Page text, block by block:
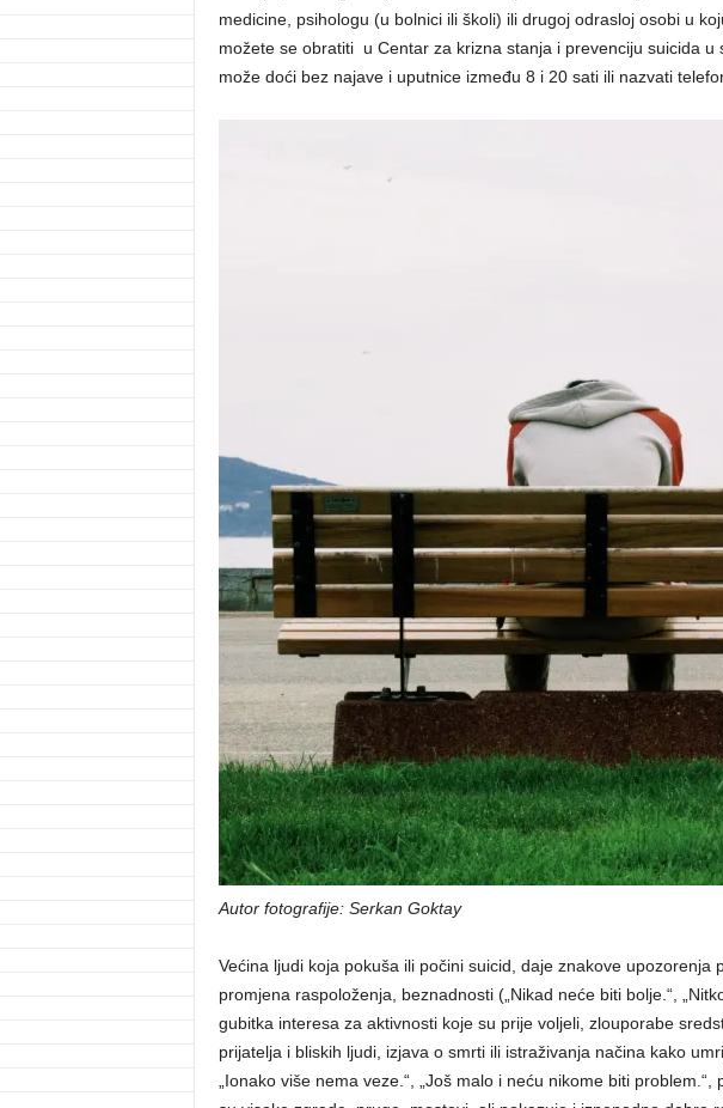
medicine, psihologu (u bolnici ili školi) ili drugoj odrasloj osobi u
možete se obratiti u Centar za krizna stanja i prevenciju suicida u
može doći bez najave i uputnice između 8 i 20 sati ili nazvati
Autor fotografije: Serkan Goktay
Većina ljudi koja pokuša ili počini suicid, daje znakove upozorenja
promjena raspoloženja, beznadnosti („Nikad neće biti bolje.“,
gubitka interesa za aktivnosti koje su prije voljeli, zlouporabe
prijatelja i bliskih ljudi, izjava o smrti ili istraživanja načina kako
„Ionako više nema veze.“, „Još malo i neću nikome biti